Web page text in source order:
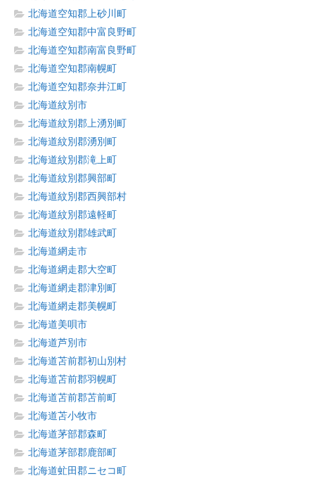
北海道空知郡上砂川町
北海道空知郡中富良野町
北海道空知郡南富良野町
北海道空知郡南幌町
北海道空知郡奈井江町
北海道紋別市
北海道紋別郡上湧別町
北海道紋別郡湧別町
北海道紋別郡滝上町
北海道紋別郡興部町
北海道紋別郡西興部村
北海道紋別郡遠軽町
北海道紋別郡雄武町
北海道網走市
北海道網走郡大空町
北海道網走郡津別町
北海道網走郡美幌町
北海道美唄市
北海道芦別市
北海道苫前郡初山別村
北海道苫前郡羽幌町
北海道苫前郡苫前町
北海道苫小牧市
北海道茅部郡森町
北海道茅部郡鹿部町
北海道虻田郡ニセコ町